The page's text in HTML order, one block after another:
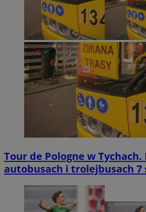
Tour de Pologne w
autobusach i trolejbusach 7